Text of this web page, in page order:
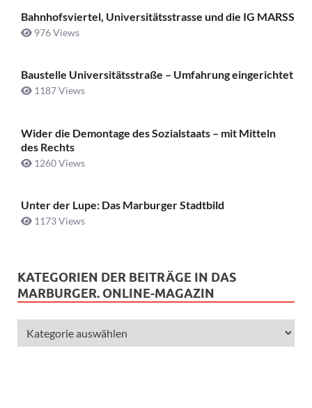
Bahnhofsviertel, Universitätsstrasse und die IG MARSS
976 Views
Baustelle Universitätsstraße ­– Umfahrung eingerichtet
1187 Views
Wider die Demontage des Sozialstaats – mit Mitteln
des Rechts
1260 Views
Unter der Lupe: Das Marburger Stadtbild
1173 Views
KATEGORIEN DER BEITRÄGE IN DAS
MARBURGER. ONLINE-MAGAZIN